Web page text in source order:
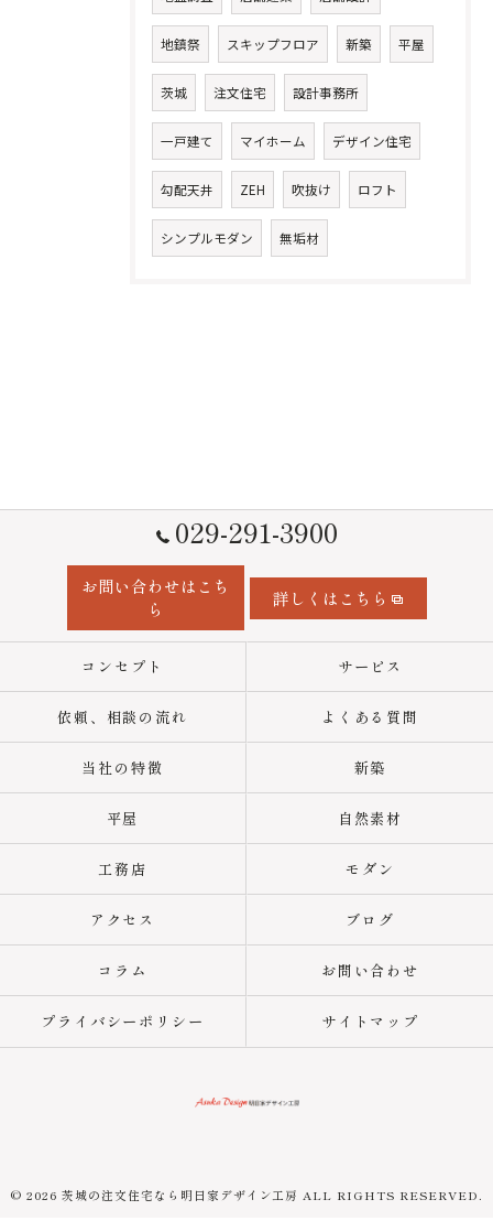
地鎮祭 スキップフロア 新築 平屋
茨城 注文住宅 設計事務所
一戸建て マイホーム デザイン住宅
勾配天井 ZEH 吹抜け ロフト
シンプルモダン 無垢材
029-291-3900
お問い合わせはこち
ら
詳しくはこちら
コンセプト サービス
依頼、相談の流れ よくある質問
当社の特徴 新築
平屋 自然素材
工務店 モダン
アクセス ブログ
コラム お問い合わせ
プライバシーポリシー サイトマップ
© 2026 茨城の注文住宅なら明日家デザイン工房 ALL RIGHTS RESERVED.